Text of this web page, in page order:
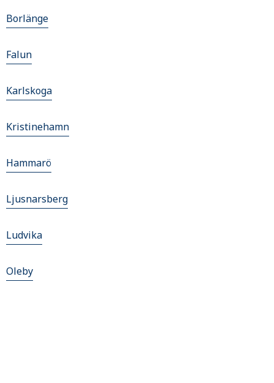
Borlänge
Falun
Karlskoga
Kristinehamn
Hammarö
Ljusnarsberg
Ludvika
Oleby